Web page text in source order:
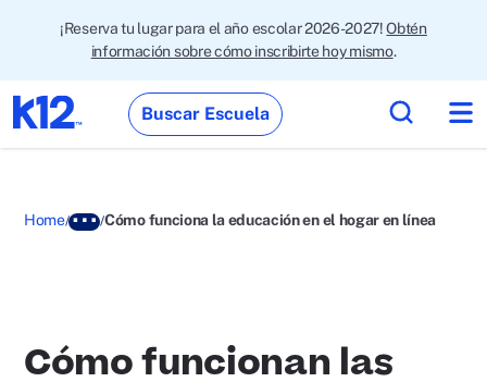
¡Reserva tu lugar para el año escolar 2026-2027!Obtén
información sobre cómo inscribirte hoy mismo.
Buscar Escuela
Home Cómo funciona la educación en el hogar en línea
Cómo funcionan las